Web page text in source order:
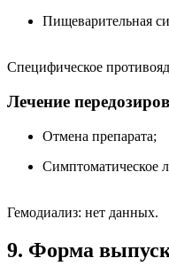
Пищеварительная
Специфическое
Лечение
Отмена препарата;
Симптоматическое
Гемодиализ: нет данных.
9. Форма